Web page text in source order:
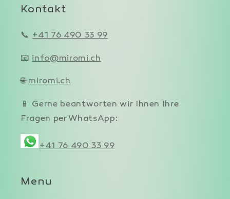
Kontakt
📞+41 76 490 33 99
📧 info@miromi.ch
🌐miromi.ch
📱 Gerne beantworten wir Ihnen Ihre
Fragen per WhatsApp:
+41 76 490 33 99
Menu